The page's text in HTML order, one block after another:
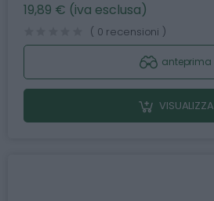
19,89 € (iva esclusa)
( 0 recensioni )
anteprima
VISUALIZZA